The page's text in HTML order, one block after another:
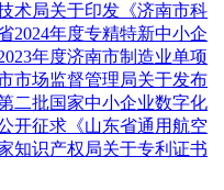
术局关于印发《济南市科
2024年度专精特新中小企
年度济南市制造业单项
市场监督管理局关于发布
二批国家中小企业数字化
开征求《山东省通用航空
知识产权局关于专利证书